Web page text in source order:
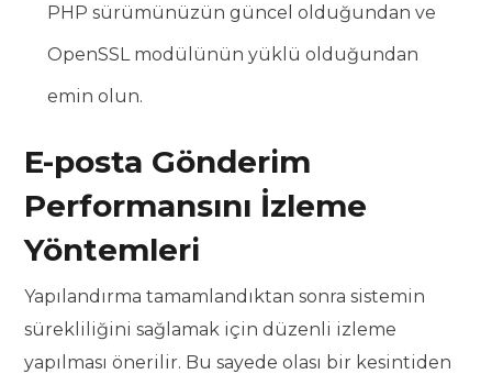
PHP sürümünüzün güncel olduğundan ve
OpenSSL modülünün yüklü olduğundan
emin olun.
E-posta Gönderim
Performansını İzleme
Yöntemleri
Yapılandırma tamamlandıktan sonra sistemin
sürekliliğini sağlamak için düzenli izleme
yapılması önerilir. Bu sayede olası bir kesintiden